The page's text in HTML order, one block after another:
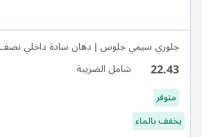
جلوري سيمي جلوس | دهان سادة داخلي
22.43 شامل الضريبة
متوفر
يخفف بالماء